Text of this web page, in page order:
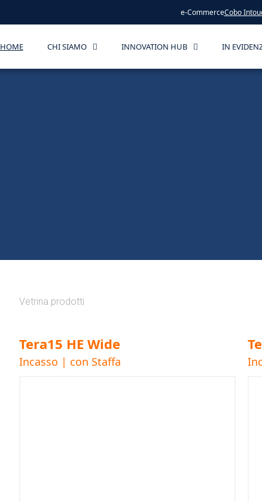
e-CommerceCobo
HOME CHI SIAMO INNOVATION HUB IN
Vetrina prodotti
Tera15 HE Wide
Incasso | con Staffa